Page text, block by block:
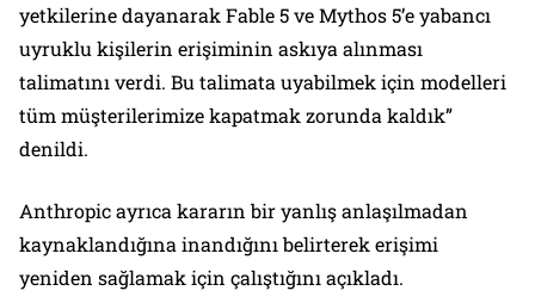
yetkilerine dayanarak Fable 5 ve Mythos 5’e yabancı
uyruklu kişilerin erişiminin askıya alınması
talimatını verdi. Bu talimata uyabilmek için modelleri
tüm müşterilerimize kapatmak zorunda kaldık”
denildi.
Anthropic ayrıca kararın bir yanlış anlaşılmadan
kaynaklandığına inandığını belirterek erişimi
yeniden sağlamak için çalıştığını açıkladı.